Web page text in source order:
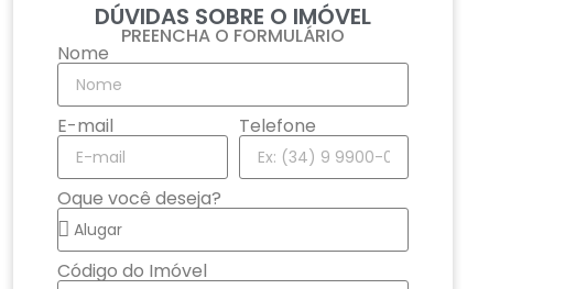
DÚVIDAS SOBRE O IMÓVEL
PREENCHA O FORMULÁRIO
Nome
E-mail Telefone
Oque você deseja?
Código do Imóvel